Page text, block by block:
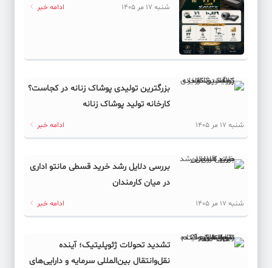
شنبه 17 مر 1405 ادامه خبر
بزرگترین تولیدی پوشاک زنانه در کجاست؟
کارخانه تولید پوشاک زنانه
شنبه 17 مر 1405 ادامه خبر
بررسی دلایل رشد خرید قسطی مانتو اداری
در میان کارمندان
شنبه 17 مر 1405 ادامه خبر
تشدید تحولات ژئوپلیتیک؛ آینده
نقل‌وانتقال بین‌المللی سرمایه و دارایی‌های